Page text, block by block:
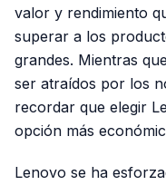
valor y rendimiento
superar a los
grandes. Mientras
ser atraídos por los
recordar que elegir
opción más
Lenovo se ha